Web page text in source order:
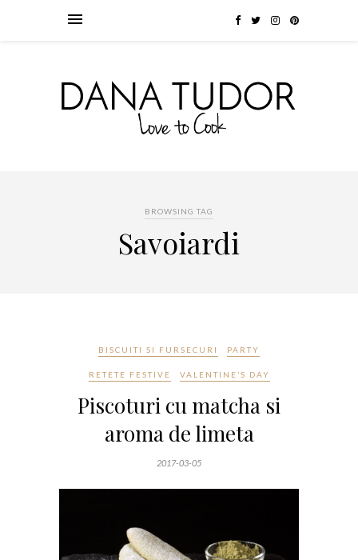
BROWSING TAG
Savoiardi
BISCUITI SI FURSECURI PARTY
RETETE FESTIVE VALENTINE’S DAY
Piscoturi cu matcha si
aroma de limeta
2017-03-05